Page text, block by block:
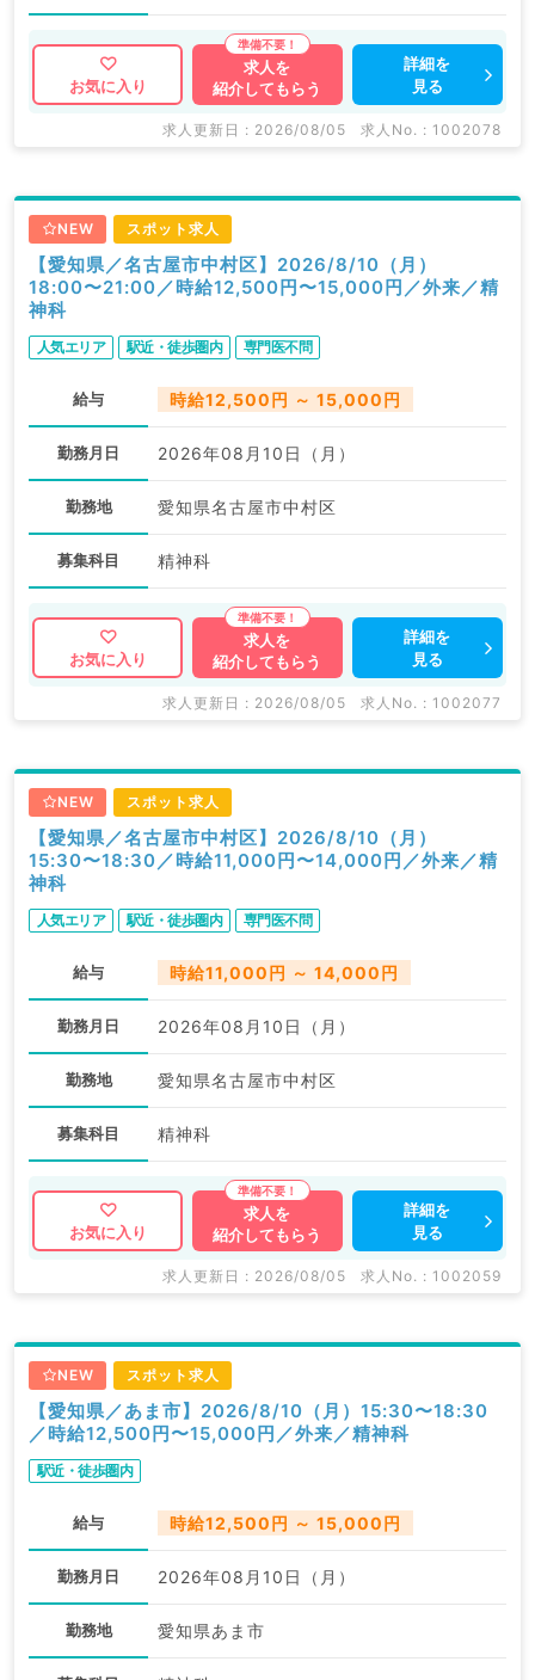
お気に入り
求人を
紹介してもらう
詳細を
見る
求人更新日 : 2026/08/05 求人No. : 1002078
NEW スポット求人
【愛知県／名古屋市中村区】2026/8/10（月）
18:00〜21:00／時給12,500円〜15,000円／外来／精
神科
人気エリア 駅近・徒歩圏内 専門医不問
給与 時給12,500円 ～ 15,000円
勤務月日 2026年08月10日（月）
勤務地 愛知県名古屋市中村区
募集科目 精神科
お気に入り
求人を
紹介してもらう
詳細を
見る
求人更新日 : 2026/08/05 求人No. : 1002077
NEW スポット求人
【愛知県／名古屋市中村区】2026/8/10（月）
15:30〜18:30／時給11,000円〜14,000円／外来／精
神科
人気エリア 駅近・徒歩圏内 専門医不問
給与 時給11,000円 ～ 14,000円
勤務月日 2026年08月10日（月）
勤務地 愛知県名古屋市中村区
募集科目 精神科
お気に入り
求人を
紹介してもらう
詳細を
見る
求人更新日 : 2026/08/05 求人No. : 1002059
NEW スポット求人
【愛知県／あま市】2026/8/10（月）15:30〜18:30
／時給12,500円〜15,000円／外来／精神科
駅近・徒歩圏内
給与 時給12,500円 ～ 15,000円
勤務月日 2026年08月10日（月）
勤務地 愛知県あま市